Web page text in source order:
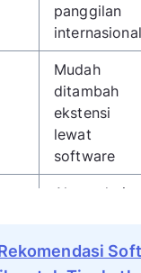
panggilan
internasional
Mudah
ditambah
ekstensi
lewat
software
Akses dari